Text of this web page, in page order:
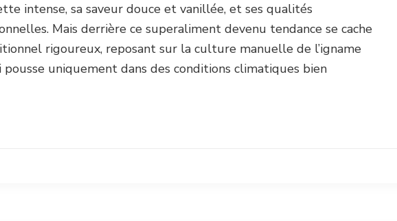
intense, sa saveur douce et vanillée, et ses qualités
Mais derrière ce superaliment devenu tendance se cache
rigoureux, reposant sur la culture manuelle de l’igname
uniquement dans des conditions climatiques bien